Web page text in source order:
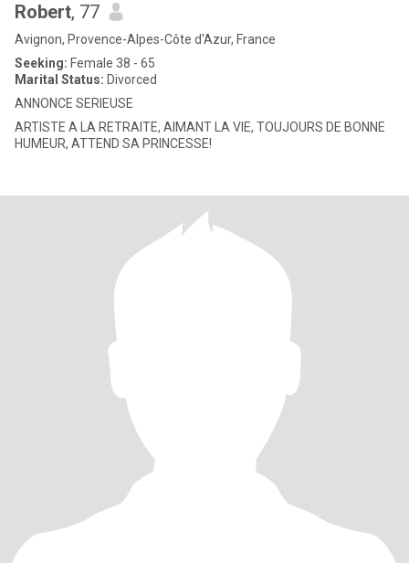
Robert, 77
Avignon, Provence-Alpes-Côte d'Azur, France
Seeking: Female 38 - 65
Marital Status: Divorced
ANNONCE SERIEUSE
ARTISTE A LA RETRAITE, AIMANT LA VIE, TOUJOURS DE BONNE
HUMEUR, ATTEND SA PRINCESSE!